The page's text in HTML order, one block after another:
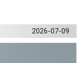
2026-07-09